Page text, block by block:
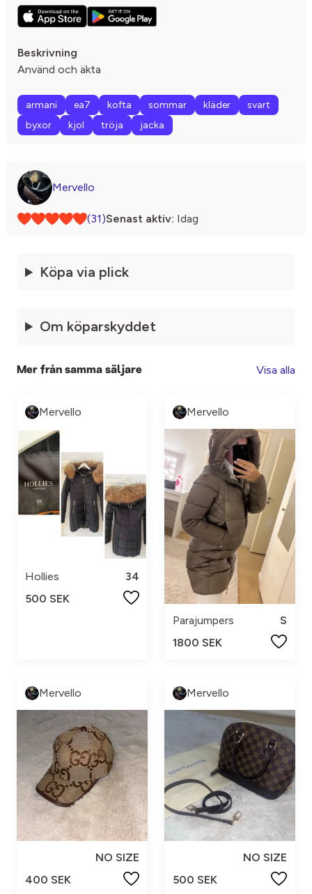
Beskrivning
Använd och äkta
armani ea7 kofta sommar kläder
svart
byxor
kjol tröja jacka
Mervello
(31)Senast aktiv: Idag
Köpa via plick
Om köparskyddet
Mer från samma säljare Visa alla
Mervello
Hollies
34
500 SEK
Mervello
Parajumpers
S
1800 SEK
Mervello
NO SIZE
400 SEK
Mervello
NO SIZE
500 SEK